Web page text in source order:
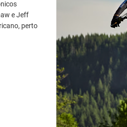
e Jeff
perto